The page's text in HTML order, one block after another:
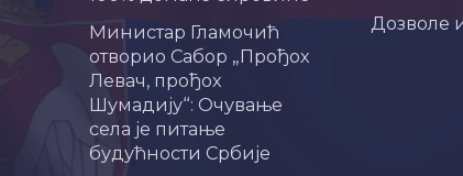
Министар Гламочић
отворио Сабор „Прођох
Левач, прођох
Шумадију“: Очување
села је питање
будућности Србије
Дозволе